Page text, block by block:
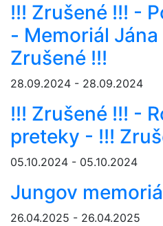
!!! Zrušené !!! -
- Memoriál
Zrušené !!!
28.09.2024 - 28.09.2024
!!! Zrušené !!! -
preteky - !!!
05.10.2024 - 05.10.2024
Jungov
26.04.2025 - 26.04.2025